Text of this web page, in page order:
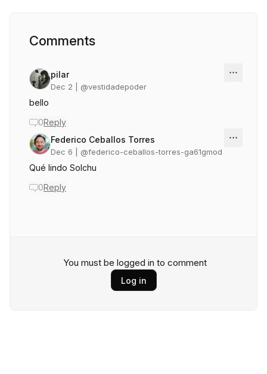
Comments
pilar
Dec 2 | @vestidadepoder
bello
0Reply
Federico Ceballos Torres
Dec 6 | @federico-ceballos-torres-ga61gmod
Qué lindo Solchu
0Reply
You must be logged in to comment
Log in